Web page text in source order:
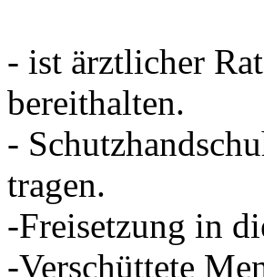
- ist ärztlicher
bereithalten.
-
tragen.
-Freisetzung in
-Verschüttete